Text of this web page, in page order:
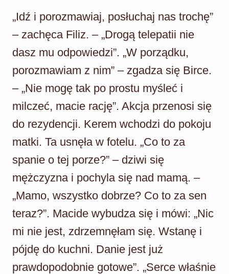
„Idź i porozmawiaj, posłuchaj nas trochę”
– zachęca Filiz. – „Drogą telepatii nie
dasz mu odpowiedzi”. „W porządku,
porozmawiam z nim” – zgadza się Birce.
– „Nie mogę tak po prostu myśleć i
milczeć, macie rację”. Akcja przenosi się
do rezydencji. Kerem wchodzi do pokoju
matki. Ta usnęła w fotelu. „Co to za
spanie o tej porze?” – dziwi się
mężczyzna i pochyla się nad mamą. –
„Mamo, wszystko dobrze? Co to za sen
teraz?”. Macide wybudza się i mówi: „Nic
mi nie jest, zdrzemnęłam się. Wstanę i
pójdę do kuchni. Danie jest już
prawdopodobnie gotowe”. „Serce właśnie